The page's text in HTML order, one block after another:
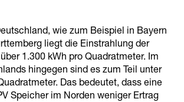
wie zum Beispiel in Bayern
liegt die Einstrahlung der
1.300 kWh pro Quadratmeter. Im
hingegen sind es zum Teil unter
Das bedeutet, dass eine
Speicher im Norden weniger Ertrag